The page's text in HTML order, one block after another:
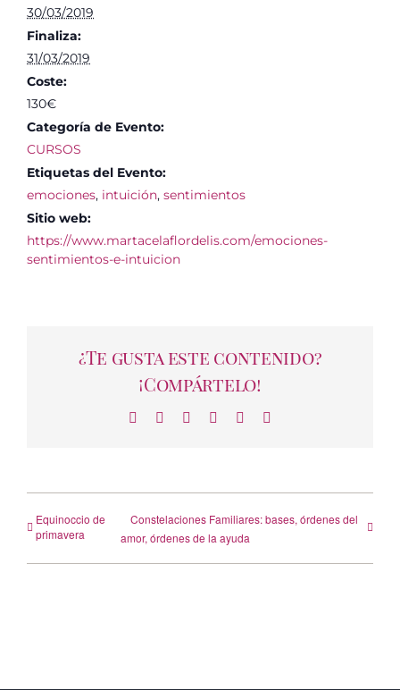
30/03/2019
Finaliza:
31/03/2019
Coste:
130€
Categoría de Evento:
CURSOS
Etiquetas del Evento:
emociones, intuición, sentimientos
Sitio web:
https://www.martacelaflordelis.com/emociones-
sentimientos-e-intuicion
¿Te gusta este contenido?
¡Compártelo!
Facebook LinkedInWhatsAppTelegram
Equinoccio de
primavera
Constelaciones Familiares: bases, órdenes del
amor, órdenes de la ayuda